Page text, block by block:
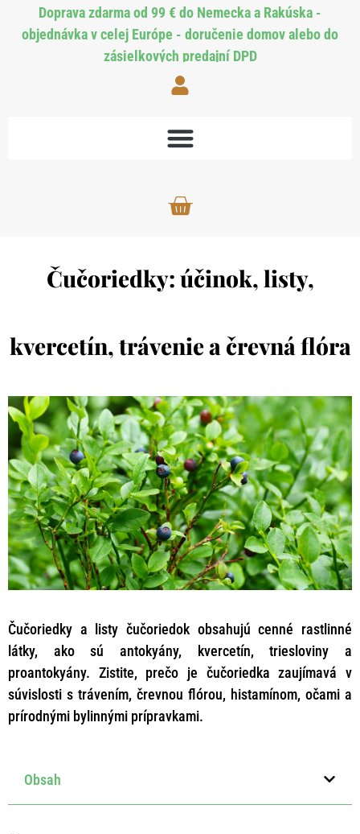
Doprava zdarma od 99 € do Nemecka a Rakúska -
objednávka v celej Európe - doručenie domov alebo do
zásielkových predajní DPD
Čučoriedky: účinok, listy,
kvercetín, trávenie a črevná flóra
Čučoriedky a listy čučoriedok obsahujú cenné rastlinné
látky, ako sú antokyány, kvercetín, triesloviny a
proantokyány. Zistite, prečo je čučoriedka zaujímavá v
súvislosti s trávením, črevnou flórou, histamínom, očami a
prírodnými bylinnými prípravkami.
Obsah